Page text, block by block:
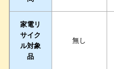
家電リ
サイク
ル対象
品
無し